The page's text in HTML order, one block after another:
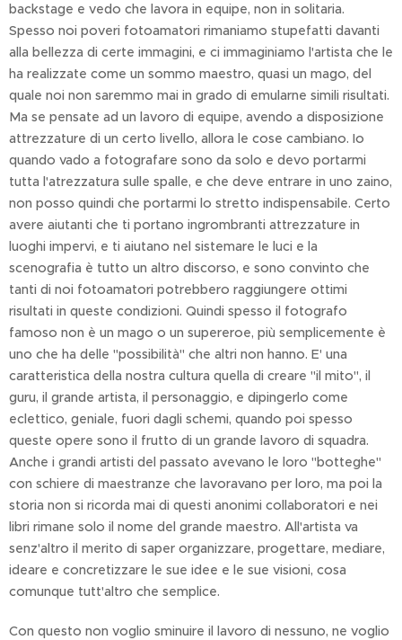
backstage e vedo che lavora in equipe, non in solitaria.
Spesso noi poveri fotoamatori rimaniamo stupefatti davanti
alla bellezza di certe immagini, e ci immaginiamo l'artista che le
ha realizzate come un sommo maestro, quasi un mago, del
quale noi non saremmo mai in grado di emularne simili risultati.
Ma se pensate ad un lavoro di equipe, avendo a disposizione
attrezzature di un certo livello, allora le cose cambiano. Io
quando vado a fotografare sono da solo e devo portarmi
tutta l'atrezzatura sulle spalle, e che deve entrare in uno zaino,
non posso quindi che portarmi lo stretto indispensabile. Certo
avere aiutanti che ti portano ingrombranti attrezzature in
luoghi impervi, e ti aiutano nel sistemare le luci e la
scenografia è tutto un altro discorso, e sono convinto che
tanti di noi fotoamatori potrebbero raggiungere ottimi
risultati in queste condizioni. Quindi spesso il fotografo
famoso non è un mago o un supereroe, più semplicemente è
uno che ha delle "possibilità" che altri non hanno. E' una
caratteristica della nostra cultura quella di creare "il mito", il
guru, il grande artista, il personaggio, e dipingerlo come
eclettico, geniale, fuori dagli schemi, quando poi spesso
queste opere sono il frutto di un grande lavoro di squadra.
Anche i grandi artisti del passato avevano le loro "botteghe"
con schiere di maestranze che lavoravano per loro, ma poi la
storia non si ricorda mai di questi anonimi collaboratori e nei
libri rimane solo il nome del grande maestro. All'artista va
senz'altro il merito di saper organizzare, progettare, mediare,
ideare e concretizzare le sue idee e le sue visioni, cosa
comunque tutt'altro che semplice.
Con questo non voglio sminuire il lavoro di nessuno, ne voglio